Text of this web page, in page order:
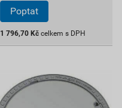
Poptat
1 796,70 Kč celkem s DPH